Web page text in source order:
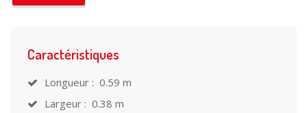
Caractéristiques
Longueur : 0.59 m
Largeur : 0.38 m